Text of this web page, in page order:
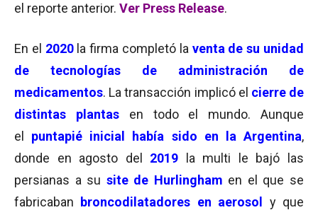
el reporte anterior. Ver Press Release.
En el 2020la firma completó la venta de su unidad
de tecnologías de administración de
medicamentos. La transacción implicó el cierre de
distintas plantasen todo el mundo. Aunque
el puntapié inicial había sido en la Argentina,
donde en agosto del 2019 la multi le bajó las
persianas a su site de Hurlingham en el que se
fabricaban
broncodilatadores en aerosol
y que